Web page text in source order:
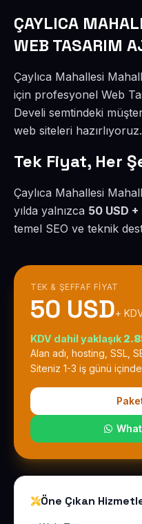
ÇAYLICA
WEB TASARIM
Çaylıca Mahallesi
için profesyonel Web
Develi semtindeki
web siteleri hazırlıyoruz.
Tek Fiyat, Her
Çaylıca Mahallesi
yılda yalnızca 50 USD +
temel SEO ve teknik
TEK & ŞEFFAF FIYAT
50 USD+
KDV dahil yaklaşık
Alan adı, hosting, SSL,
Siteniz 1-3 iş günü
Öne Çıkan